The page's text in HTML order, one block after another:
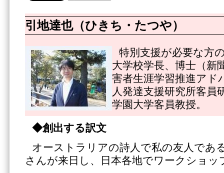
引地達也（ひきち・たつや）
特別支援が必要な方
大学校学長、博士（新
害者生涯学習推進アド
人発達支援研究所客員
学園大学客員教授。
◆創出する訳文
オーストラリアの詩人で私の友人であ
さんが来日し、日本各地でワークショッ